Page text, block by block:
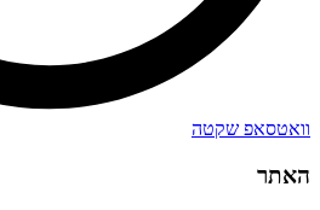
וואטסאפ שקטה
האתר